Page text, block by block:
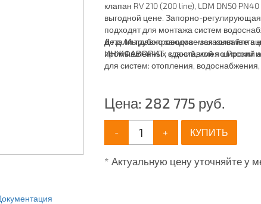
клапан RV 210 (200 line), LDM DN50
выгодной цене. Запорно-
подходят для монтажа систем
и т.д. Мы давно занимаемся
промышленных зданий, имея широкий
для систем: отопления,
Детали трубопроводов - заказывайте в
ИНЖФАВОРИТ, с доставкой по России
Цена: 282 775 руб.
- + КУПИТЬ
* Актуальную цену уточняйте у